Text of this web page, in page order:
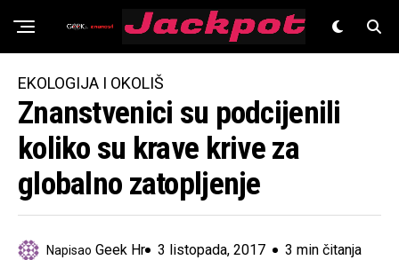
Znanost
EKOLOGIJA I OKOLIŠ
Znanstvenici su podcijenili
koliko su krave krive za
globalno zatopljenje
Napisao Geek Hr 3 listopada, 2017 3 min čitanja